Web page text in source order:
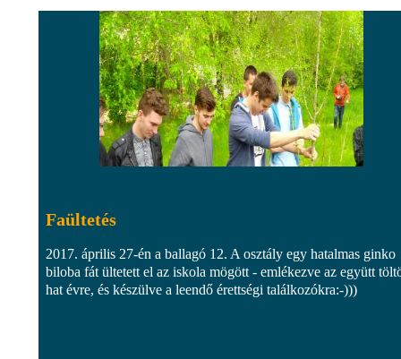
Faültetés
2017. április 27-én a ballagó 12. A osztály egy hatalmas ginko
biloba fát ültetett el az iskola mögött - emlékezve az együtt
hat évre, és készülve a leendő érettségi találkozókra:-)))